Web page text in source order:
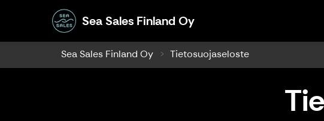
Sea Sales Finland OySea Sales Finland Oy
Sea Sales Finland Oy Tietosuojaseloste